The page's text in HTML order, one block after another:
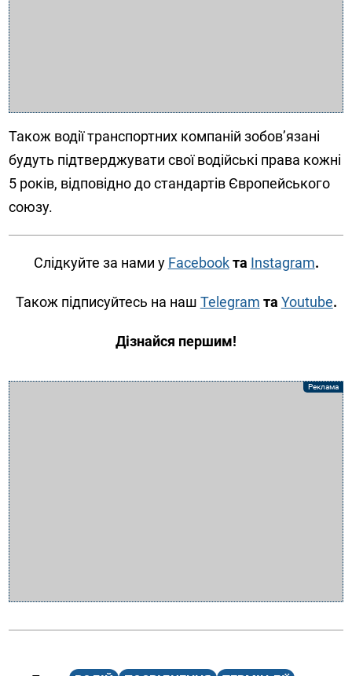
Також водії транспортних компаній зобов’язані
будуть підтверджувати свої водійські права кожні
5 років, відповідно до стандартів Європейського
союзу.
Слідкуйте за нами у Facebookта Instagram.
Також підписуйтесь на наш Telegram та Youtube.
Дізнайся першим!